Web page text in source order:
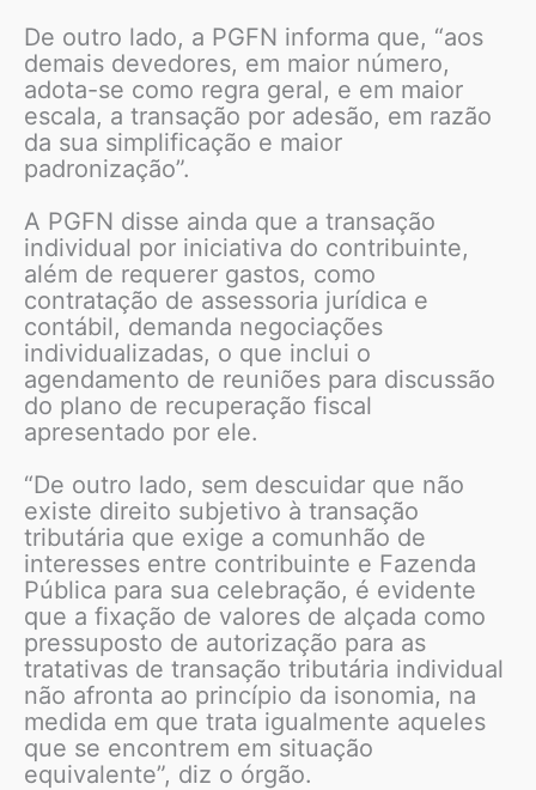
De outro lado, a PGFN informa que, “aos
demais devedores, em maior número,
adota-se como regra geral, e em maior
escala, a transação por adesão, em razão
da sua simplificação e maior
padronização”.
A PGFN disse ainda que a transação
individual por iniciativa do contribuinte,
além de requerer gastos, como
contratação de assessoria jurídica e
contábil, demanda negociações
individualizadas, o que inclui o
agendamento de reuniões para discussão
do plano de recuperação fiscal
apresentado por ele.
“De outro lado, sem descuidar que não
existe direito subjetivo à transação
tributária que exige a comunhão de
interesses entre contribuinte e Fazenda
Pública para sua celebração, é evidente
que a fixação de valores de alçada como
pressuposto de autorização para as
tratativas de transação tributária individual
não afronta ao princípio da isonomia, na
medida em que trata igualmente aqueles
que se encontrem em situação
equivalente”, diz o órgão.